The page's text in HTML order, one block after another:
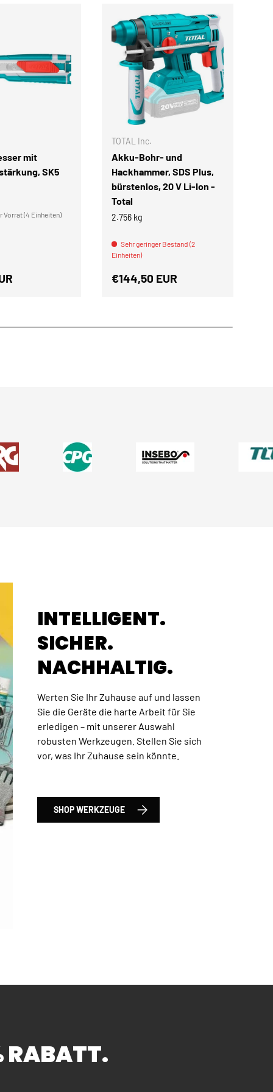
mit
SK5
Vorrat (4 Einheiten)
Preis
TOTAL Inc.
Akku-Bohr- und
Hackhammer, SDS Plus,
bürstenlos, 20 V Li-Ion -
Total
2.756 kg
Sehr geringer Bestand (2
Einheiten)
Normaler Preis
€144,50 EUR
IN DEN
Satz Werkzeuge und Bohrer, 120-tlg., HSS
INTELLIGENT.
SICHER.
NACHHALTIG.
Werten Sie Ihr Zuhause auf und lassen
Sie die Geräte die harte Arbeit für Sie
erledigen – mit unserer Auswahl
robusten Werkzeugen. Stellen Sie sich
vor, was Ihr Zuhause sein könnte.
SHOP WERKZEUGE
RABATT.